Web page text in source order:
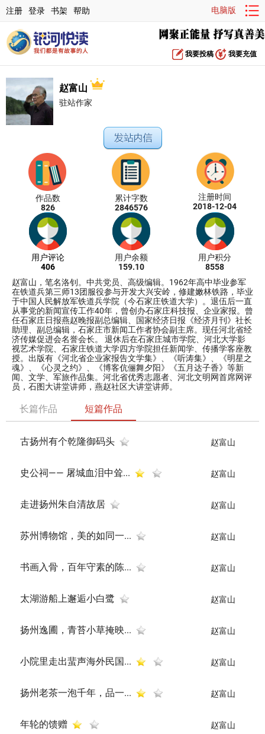
注册 登录 书架 帮助 电脑版
我要投稿 我要充值
赵富山
驻站作家
作品数
826
累计字数
2846576
注册时间
2018-12-04
用户评论
406
用户余额
159.10
用户积分
8558
赵富山，笔名洛钊。中共党员、高级编辑。1962年高中毕业参军
在铁道兵第三师13团服役参与开发大兴安岭，修建嫩林铁路，毕业
于中国人民解放军铁道兵学院（今石家庄铁道大学）。退伍后一直
从事党的新闻宣传工作40年，曾创办石家庄科技报、企业家报。曾
任石家庄日报燕赵晚报副总编辑、国家经济日报《经济月刊》社长
助理、副总编辑，石家庄市新闻工作者协会副主席。现任河北省经
济传媒促进会名誉会长。 退休后在石家庄城市学院、河北大学影
视艺术学院、石家庄铁道大学四方学院担任新闻学、传播学客座教
授。出版有《河北省企业家报告文学集》、《听涛集》、《明星之
魂》、《心灵之约》、《博客伉俪舞夕阳》《五月达子香》等新
闻、文学、军旅作品集。河北省优秀志愿者、河北文明网首席网评
员，石图大讲堂讲师，燕赵社区大讲堂讲师。
长篇作品 短篇作品
古扬州有个乾隆御码头 赵富山
史公祠—— 屠城血泪中耸... 赵富山
走进扬州朱自清故居 赵富山
苏州博物馆，美的如同一... 赵富山
书画入骨，百年守素的陈... 赵富山
太湖游船上邂逅小白鹭 赵富山
扬州逸圃，青苔小草掩映... 赵富山
小院里走出蜚声海外民国... 赵富山
扬州老茶一泡千年，品一... 赵富山
年轮的馈赠 赵富山